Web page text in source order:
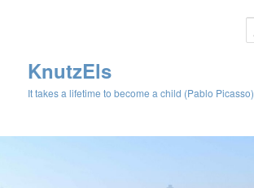
KnutzEls
It takes a lifetime to become a child (Pablo Picasso)